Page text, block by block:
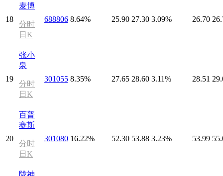
18
麦博
分时
日K
688806 8.64% 25.90 27.30 3.09% 26.70
19
张小
泉
分时
日K
301055 8.35% 27.65 28.60 3.11% 28.51
20
百普
赛斯
分时
日K
301080 16.22% 52.30 53.88 3.23% 53.99
陇神